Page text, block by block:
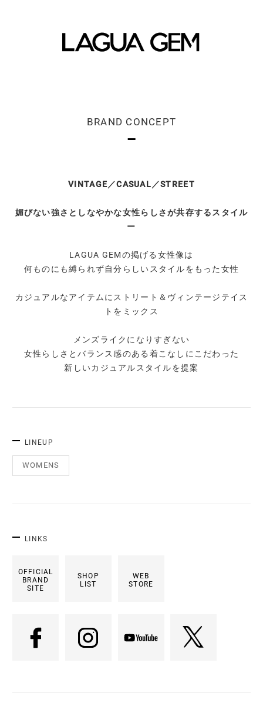
BRAND CONCEPT
VINTAGE／CASUAL／STREET
媚びない強さとしなやかな女性らしさが共存するスタイル
ー
LAGUA GEMの掲げる女性像は
何ものにも縛られず自分らしいスタイルをもった女性
カジュアルなアイテムにストリート＆ヴィンテージテイス
トをミックス
メンズライクになりすぎない
女性らしさとバランス感のある着こなしにこだわった
新しいカジュアルスタイルを提案
LINEUP
WOMENS
LINKS
OFFICIAL
BRAND
SITE
SHOP
LIST
WEB
STORE